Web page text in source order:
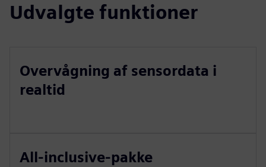
Udvalgte funktioner
Overvågning af sensordata i
realtid
All-inclusive-pakke